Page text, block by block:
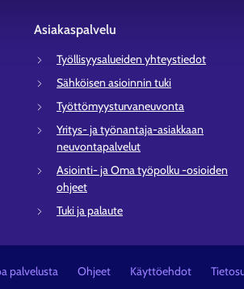
Asiakaspalvelu
Työllisyysalueiden yhteystiedot
Sähköisen asioinnin tuki
Työttömyysturvaneuvonta
Yritys- ja työnantaja-asiakkaan
neuvontapalvelut
Asiointi- ja Oma työpolku -osioiden
ohjeet
Tuki ja palaute
palvelusta Ohjeet Käyttöehdot